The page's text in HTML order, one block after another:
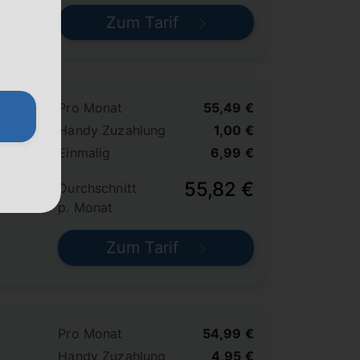
Zum Tarif
Pro Monat
Handy Zuzahlung
Einmalig
55,49 €
1,00 €
6,99 €
Durchschnitt
p. Monat
55,82 €
Zum Tarif
Pro Monat
Handy Zuzahlung
54,99 €
4,95 €